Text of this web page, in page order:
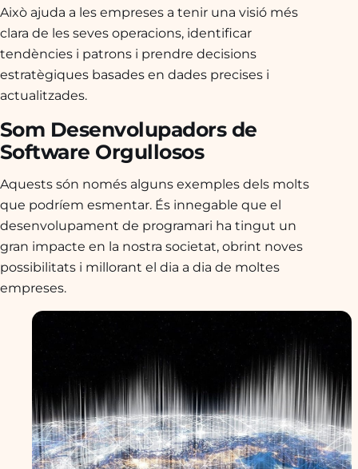
Això ajuda a les empreses a tenir una visió més
clara de les seves operacions, identificar
tendències i patrons i prendre decisions
estratègiques basades en dades precises i
actualitzades.
Som Desenvolupadors de
Software Orgullosos
Aquests són només alguns exemples dels molts
que podríem esmentar. És innegable que el
desenvolupament de programari ha tingut un
gran impacte en la nostra societat, obrint noves
possibilitats i millorant el dia a dia de moltes
empreses.